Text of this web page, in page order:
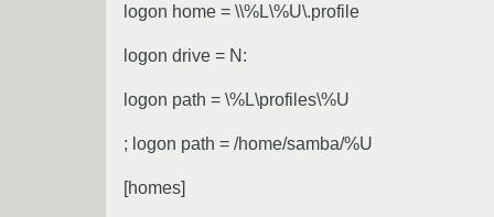
logon home = \\%L\%U\.profile
logon drive = N:
logon path = \%L\profiles\%U
; logon path = /home/samba/%U
[homes]